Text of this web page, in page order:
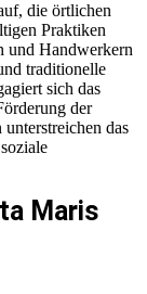
die örtlichen
Praktiken
und Handwerkern
traditionelle
sich das
der
das
Maris